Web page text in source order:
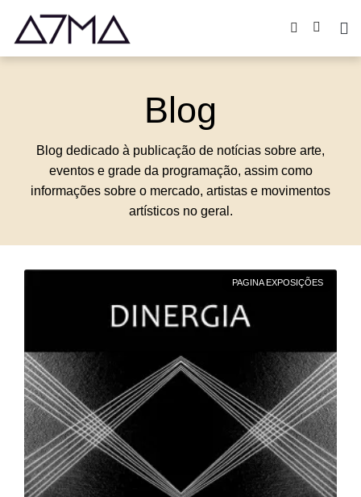
Blog
Blog dedicado à publicação de notícias sobre arte,
eventos e grade da programação, assim como
informações sobre o mercado, artistas e movimentos
artísticos no geral.
PAGINA EXPOSIÇÕES